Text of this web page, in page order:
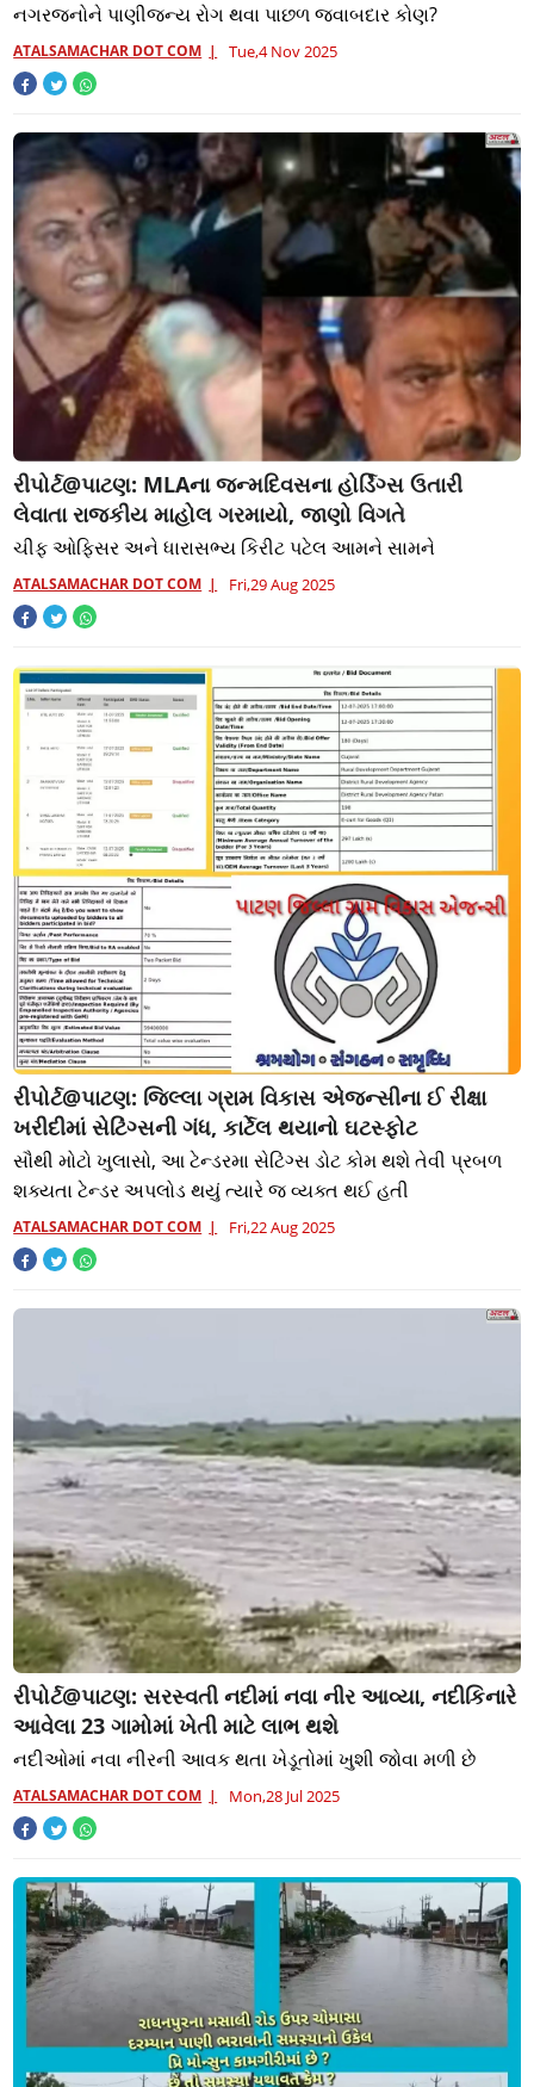
નગરજનોને પાણીજન્ય રોગ થવા પાછળ જવાબદાર કોણ?
ATALSAMACHAR DOT COM Tue,4 Nov 2025
રીપોર્ટ@પાટણ: MLAના જન્મદિવસના હોર્ડિંગ્સ ઉતારી
લેવાતા રાજકીય માહોલ ગરમાયો, જાણો વિગતે
ચીફ ઓફિસર અને ધારાસભ્ય કિરીટ પટેલ આમને સામને
ATALSAMACHAR DOT COM Fri,29 Aug 2025
રીપોર્ટ@પાટણ: જિલ્લા ગ્રામ વિકાસ એજન્સીના ઈ રીક્ષા
ખરીદીમાં સેટિંગ્સની ગંધ, કાર્ટેલ થયાનો ઘટસ્ફોટ
સૌથી મોટો ખુલાસો, આ ટેન્ડરમા સેટિંગ્સ ડોટ કોમ થશે તેવી પ્રબળ
શક્યતા ટેન્ડર અપલોડ થયું ત્યારે જ વ્યક્ત થઈ હતી
ATALSAMACHAR DOT COM Fri,22 Aug 2025
રીપોર્ટ@પાટણ: સરસ્વતી નદીમાં નવા નીર આવ્યા, નદીકિનારે
આવેલા 23 ગામોમાં ખેતી માટે લાભ થશે
નદીઓમાં નવા નીરની આવક થતા ખેડૂતોમાં ખુશી જોવા મળી છે
ATALSAMACHAR DOT COM Mon,28 Jul 2025